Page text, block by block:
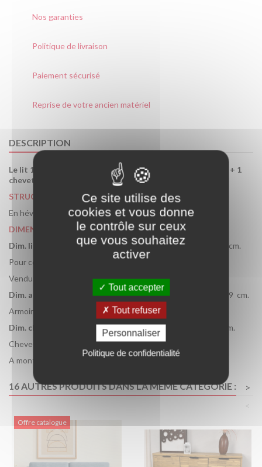
Nos garanties
Politique de livraison
Paiement sécurisé
Reprise de votre ancien matériel
DESCRIPTION
Le lit 140 x 190 cm + sommier a lattes + armoire 4 portes + 1
chevet
STRUCTURE
En hévéa et placage bois.
DIMENSION
Dim. lit
Longueur 223 cm x largeur 166 cm x hauteur 32 / 88 cm.
Pour couchage 140 x 190 cm.
Vendu avec un sommier a lattes et sans matelas.
Dim. armoire
Longueur 174 cm x largeur 52 cm x hauteur 209 cm.
Armoire 2 étagères + 2 portes penderie.
Dim. chevet
Longueur 50 cm x largeur 40 cm x hauteur 62 cm.
Chevet avec 1 tiroir.
A monter soi même.
16 AUTRES PRODUITS DANS LA MÊME CATÉGORIE :
>
Offre catalogue
Ce site utilise des
cookies et vous donne
le contrôle sur ceux
que vous souhaitez
activer
Tout accepter
Tout refuser
Personnaliser
Politique de confidentialité